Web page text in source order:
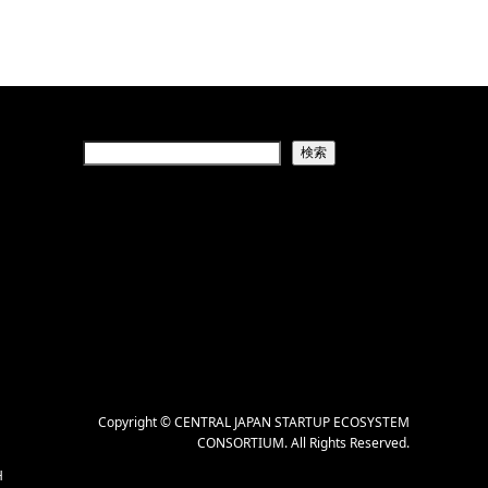
検索
Copyright©CENTRAL JAPAN STARTUP ECOSYSTEM
CONSORTIUM. All Rights Reserved.